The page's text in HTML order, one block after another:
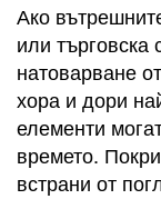
Ако
или
натоварване
хора и дори
елементи
времето.
встрани от